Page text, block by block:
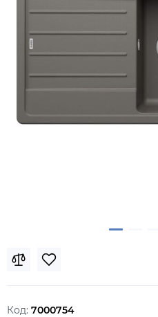
Код: 7000754